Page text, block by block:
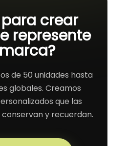
para crear
represente
de 50 unidades hasta
globales. Creamos
que las
conservan y recuerdan.